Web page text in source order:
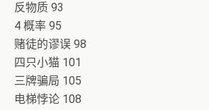
反物质 93
4 概率 95
赌徒的谬误 98
四只小猫 101
三牌骗局 105
电梯悖论 108